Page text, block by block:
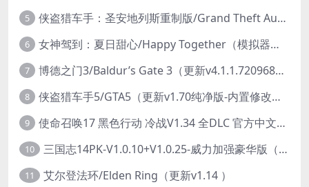
5 侠盗猎车手：圣安地列斯重制版/Grand Theft Auto: San Andreas – The Definitive Edition（更新v1.113.49697469）
6 女神驾到：夏日甜心/Happy Together（模拟器版-升级豪华终极珍藏版+全DLC）
7 博德之门3/Baldur’s Gate 3（更新v4.1.1.7209685）
8 侠盗猎车手5/GTA5（更新v1.70纯净版-内置修改器+通关存档）
9 使命召唤17 黑色行动 冷战V1.34 全DLC 官方中文版COD17
10 三国志14PK-V1.0.10+V1.0.25-威力加强豪华版（武将面容套装-全DLC+季票+特典+中文语音+编辑修改器）
11 艾尔登法环/Elden Ring（更新v1.14 ）